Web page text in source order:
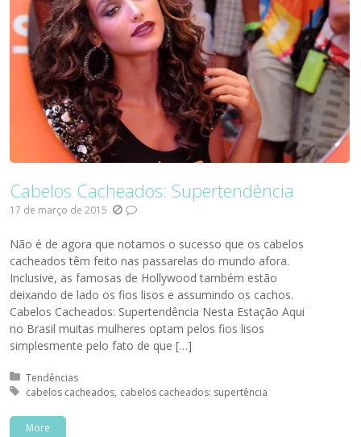
Cabelos Cacheados: Supertendência
17 de março de 2015
Não é de agora que notamos o sucesso que os cabelos
cacheados têm feito nas passarelas do mundo afora.
Inclusive, as famosas de Hollywood também estão
deixando de lado os fios lisos e assumindo os cachos.
Cabelos Cacheados: Supertendência Nesta Estação Aqui
no Brasil muitas mulheres optam pelos fios lisos
simplesmente pelo fato de que […]
Posted in:
Tendências
Tagged with:
cabelos cacheados cabelos cacheados: supertência
More